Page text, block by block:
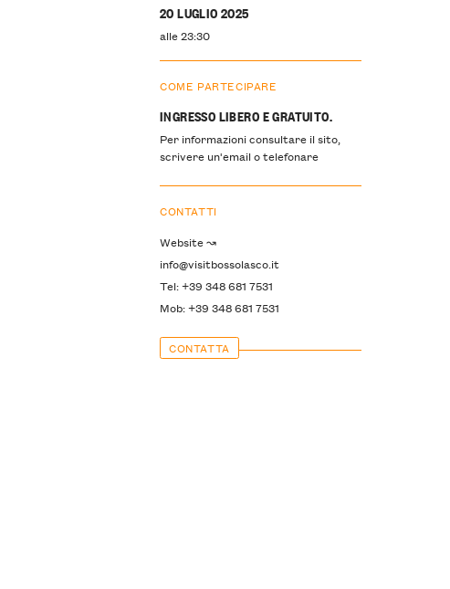
20 LUGLIO 2025
alle 23:30
COME PARTECIPARE
INGRESSO LIBERO E GRATUITO.
Per informazioni consultare il sito,
scrivere un'email o telefonare
CONTATTI
Website ↝
info@visitbossolasco.it
Tel: +39 348 681 7531
Mob: +39 348 681 7531
CONTATTA